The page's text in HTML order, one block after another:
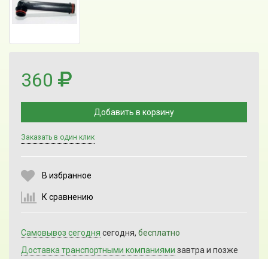
360
Добавить в корзину
Заказать в один клик
В избранное
К сравнению
Самовывоз сегодня сегодня, бесплатно
Доставка транспортными компаниями завтра и позже